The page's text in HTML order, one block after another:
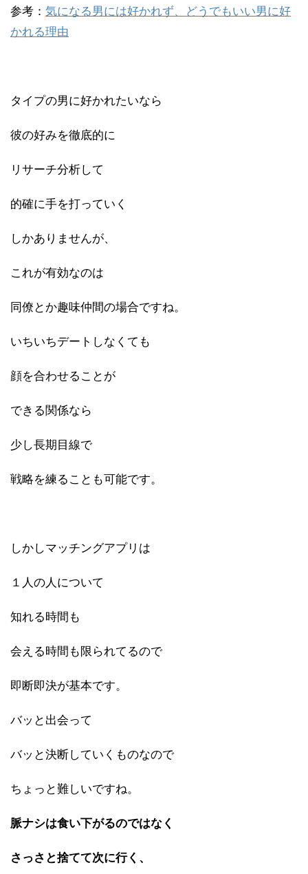
参考： 気になる男には好かれず、どうでもいい男に好
かれる理由
タイプの男に好かれたいなら
彼の好みを徹底的に
リサーチ分析して
的確に手を打っていく
しかありませんが、
これが有効なのは
同僚とか趣味仲間の場合ですね。
いちいちデートしなくても
顔を合わせることが
できる関係なら
少し長期目線で
戦略を練ることも可能です。
しかしマッチングアプリは
１人の人について
知れる時間も
会える時間も限られてるので
即断即決が基本です。
バッと出会って
バッと決断していくものなので
ちょっと難しいですね。
脈ナシは食い下がるのではなく
さっさと捨てて次に行く、